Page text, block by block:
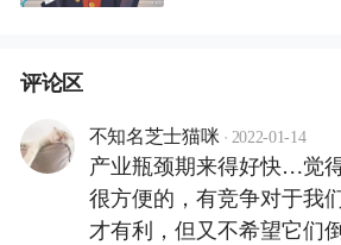
评论区
不知名芝士猫咪 · 2022-01-14
产业瓶颈期来得好快…觉
很方便的，有竞争对于我
才有利，但又不希望它们